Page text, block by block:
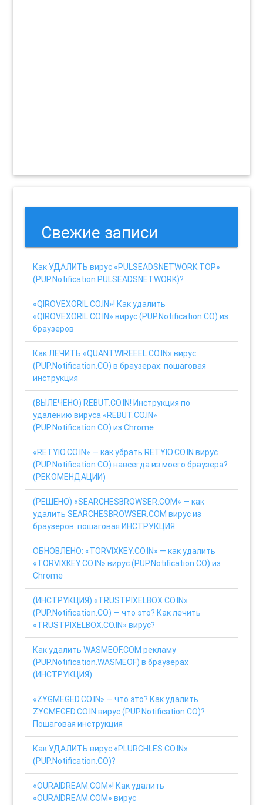
Свежие записи
Как УДАЛИТЬ вирус «PULSEADSNETWORK.TOP»
(PUP.Notification.PULSEADSNETWORK)?
«QIROVEXORIL.CO.IN»! Как удалить
«QIROVEXORIL.CO.IN» вирус (PUP.Notification.CO) из
браузеров
Как ЛЕЧИТЬ «QUANTWIREEEL.CO.IN» вирус
(PUP.Notification.CO) в браузерах: пошаговая
инструкция
(ВЫЛЕЧЕНО) REBUT.CO.IN! Инструкция по
удалению вируса «REBUT.CO.IN»
(PUP.Notification.CO) из Chrome
«RETYIO.CO.IN» — как убрать RETYIO.CO.IN вирус
(PUP.Notification.CO) навсегда из моего браузера?
(РЕКОМЕНДАЦИИ)
(РЕШЕНО) «SEARCHESBROWSER.COM» — как
удалить SEARCHESBROWSER.COM вирус из
браузеров: пошаговая ИНСТРУКЦИЯ
ОБНОВЛЕНО: «TORVIXKEY.CO.IN» — как удалить
«TORVIXKEY.CO.IN» вирус (PUP.Notification.CO) из
Chrome
(ИНСТРУКЦИЯ) «TRUSTPIXELBOX.CO.IN»
(PUP.Notification.CO) — что это? Как лечить
«TRUSTPIXELBOX.CO.IN» вирус?
Как удалить WASMEOF.COM рекламу
(PUP.Notification.WASMEOF) в браузерах
(ИНСТРУКЦИЯ)
«ZYGMEGED.CO.IN» — что это? Как удалить
ZYGMEGED.CO.IN вирус (PUP.Notification.CO)?
Пошаговая инструкция
Как УДАЛИТЬ вирус «PLURCHLES.CO.IN»
(PUP.Notification.CO)?
«OURAIDREAM.COM»! Как удалить
«OURAIDREAM.COM» вирус